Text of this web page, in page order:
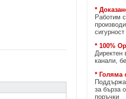
*
Работим
сигурност
* 100%
Директен
канали,
* Голяма
за бърза
поръчки